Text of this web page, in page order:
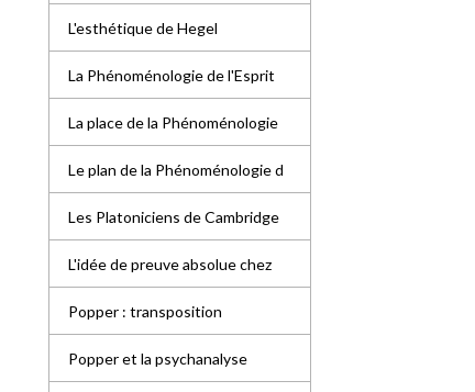
L'esthétique de Hegel
La Phénoménologie de l'Esprit
La place de la Phénoménologie
Le plan de la Phénoménologie d
Les Platoniciens de Cambridge
L'idée de preuve absolue chez
Popper : transposition
Popper et la psychanalyse